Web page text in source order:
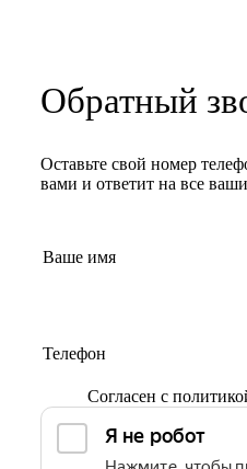
Обратный
Оставьте свой номер
вами и ответит на все
Согласен с